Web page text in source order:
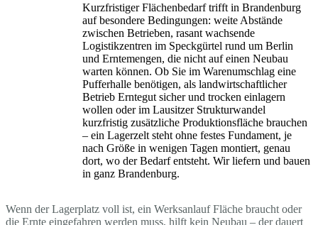
Kurzfristiger Flächenbedarf trifft in Brandenburg
auf besondere Bedingungen: weite Abstände
zwischen Betrieben, rasant wachsende
Logistikzentren im Speckgürtel rund um Berlin
und Erntemengen, die nicht auf einen Neubau
warten können. Ob Sie im Warenumschlag eine
Pufferhalle benötigen, als landwirtschaftlicher
Betrieb Erntegut sicher und trocken einlagern
wollen oder im Lausitzer Strukturwandel
kurzfristig zusätzliche Produktionsfläche brauchen
– ein Lagerzelt steht ohne festes Fundament, je
nach Größe in wenigen Tagen montiert, genau
dort, wo der Bedarf entsteht. Wir liefern und bauen
in ganz Brandenburg.
Wenn der Lagerplatz voll ist, ein Werksanlauf Fläche braucht oder
die Ernte eingefahren werden muss, hilft kein Neubau – der dauert